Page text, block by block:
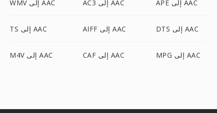
WMV إلى AAC AC3 إلى AAC APE إلى AAC
TS إلى AAC AIFF إلى AAC DTS إلى AAC
M4V إلى AAC CAF إلى AAC MPG إلى AAC